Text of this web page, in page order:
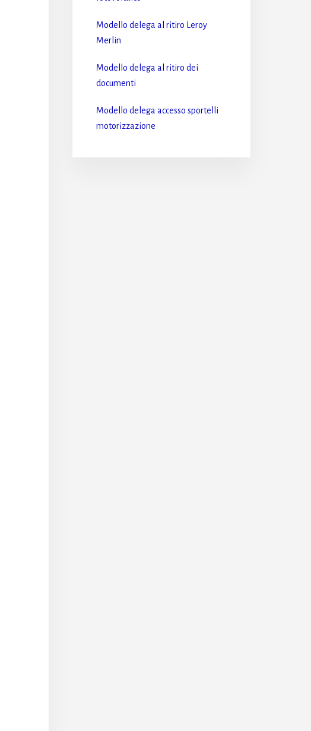
Modello delega al ritiro Leroy
Merlin​
Modello delega al ritiro dei
documenti​
Modello delega accesso sportelli
motorizzazione​